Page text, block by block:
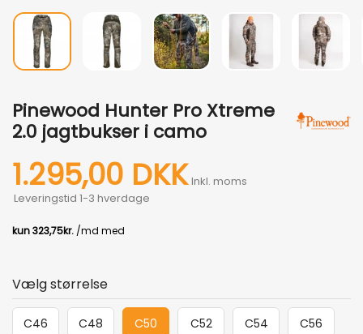
Pinewood Hunter Pro Xtreme
2.0 jagtbukser i camo
1.295,00 DKK Inkl. moms
Leveringstid 1-3 hverdage
Vælg størrelse
C46 C48 C50 C52 C54 C56